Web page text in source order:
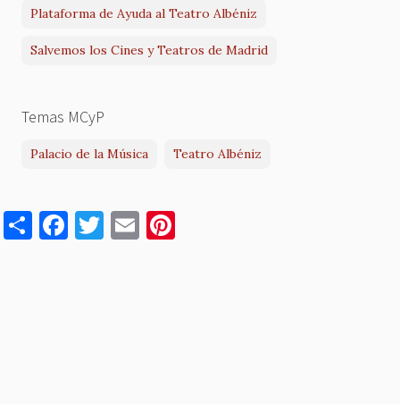
Plataforma de Ayuda al Teatro Albéniz
Salvemos los Cines y Teatros de Madrid
Temas MCyP
Palacio de la Música Teatro Albéniz
S
h
F
a
T
w
E
m